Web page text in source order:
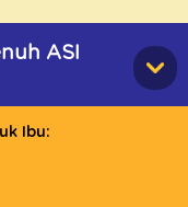
ASI
Ibu: